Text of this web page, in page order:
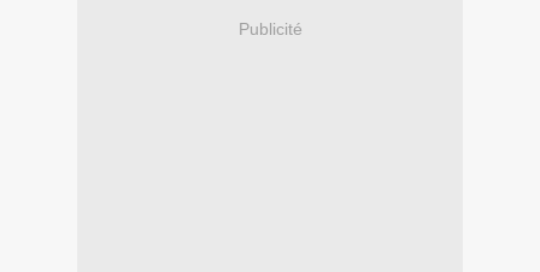
Publicité